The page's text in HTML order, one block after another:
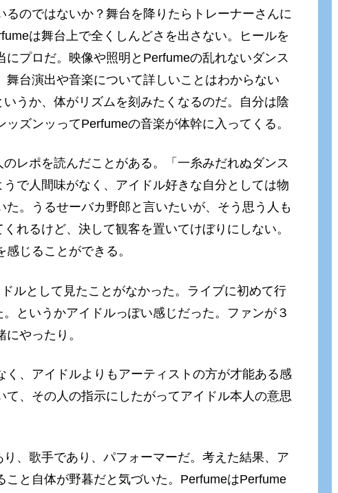
のではないか？舞台を降りたらトレーナーさんに
は舞台上で全くしんどさを出さない。ヒールを
プロだ。映像や照明とPerfumeの乱れないダンス
台演出や音楽について詳しいことはわからない
うか、体がリズムを刻みたくなるのだ。自分は陰
ズンッってPerfumeの音楽が体幹に入ってくる。
レポを読んだことがある。「一糸みだれぬダンス
で人間味がなく、アイドル好きな自分としては物
。うるせーバカ野郎と言いたいが、そう思う人も
れるけど、決して観客を置いてけぼりにしない。
じることができる。
ルとして見たことがなかった。ライブに初めて行
というかアイドルっぽい感じだった。ファンが３
やったり。
、アイドルよりもアーティストの方が才能ある感
、その人の指示にしたがってアイドル本人の意思
、歌手であり、パフォーマーだ。考えた結果、ア
と自体が野暮だと気づいた。PerfumeはPerfume